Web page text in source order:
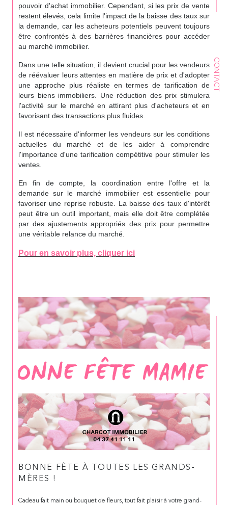
CONTACT
pouvoir d'achat immobilier. Cependant, si les prix de vente
restent élevés, cela limite l'impact de la baisse des taux sur
la demande, car les acheteurs potentiels peuvent toujours
être confrontés à des barrières financières pour accéder
au marché immobilier.
Dans une telle situation, il devient crucial pour les vendeurs
de réévaluer leurs attentes en matière de prix et d'adopter
une approche plus réaliste en termes de tarification de
leurs biens immobiliers. Une réduction des prix stimulera
l'activité sur le marché en attirant plus d'acheteurs et en
favorisant des transactions plus fluides.
Il est nécessaire d'informer les vendeurs sur les conditions
actuelles du marché et de les aider à comprendre
l'importance d'une tarification compétitive pour stimuler les
ventes.
En fin de compte, la coordination entre l'offre et la
demande sur le marché immobilier est essentielle pour
favoriser une reprise robuste. La baisse des taux d'intérêt
peut être un outil important, mais elle doit être complétée
par des ajustements appropriés des prix pour permettre
une véritable relance du marché.
Pour en savoir plus, cliquer ici
BONNE FÊTE À TOUTES LES GRANDS-
MÈRES !
Cadeau fait main ou bouquet de fleurs, tout fait plaisir à votre grand-